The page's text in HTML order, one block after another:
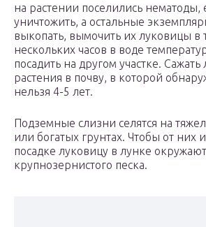
на растении поселились нематоды,
уничтожить, а остальные
выкопать, вымочить их луковицы в
нескольких часов в воде
посадить на другом участке.
растения в почву, в которой
нельзя 4-5 лет.
Подземные слизни селятся на
или богатых грунтах. Чтобы от них
посадке луковицу в лунке
крупнозернистого песка.